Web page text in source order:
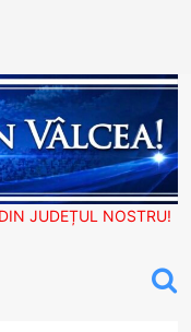
JUDEȚUL NOSTRU!